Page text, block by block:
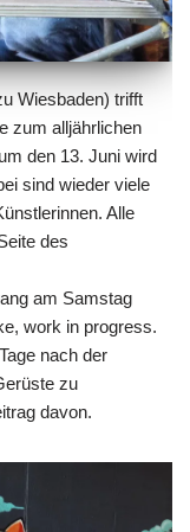
Wiesbaden) trifft
zum alljährlichen
den 13. Juni wird
sind wieder viele
Alle
des
am Samstag
work in progress.
nach der
zu
davon.